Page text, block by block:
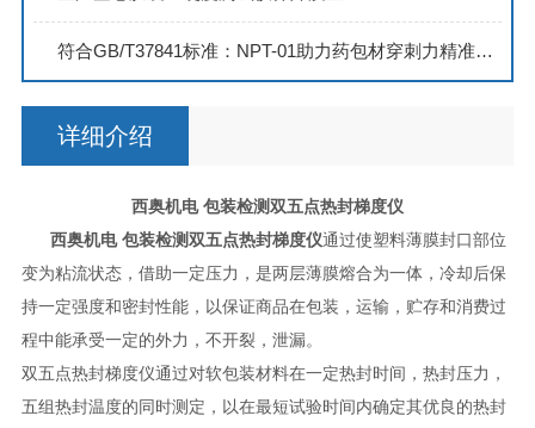
符合GB/T37841标准：NPT-01助力药包材穿刺力精准测试
详细介绍
西奥机电包装检测双五点热封梯度仪
西奥机电包装检测双五点热封梯度仪通过使塑料薄膜封口部位
变为粘流状态，借助一定压力，是两层薄膜熔合为一体，冷却后保
持一定强度和密封性能，以保证商品在包装，运输，贮存和消费过
程中能承受一定的外力，不开裂，泄漏。
双五点热封梯度仪通过对软包装材料在一定热封时间，热封压力，
五组热封温度的同时测定，以在最短试验时间内确定其优良的热封